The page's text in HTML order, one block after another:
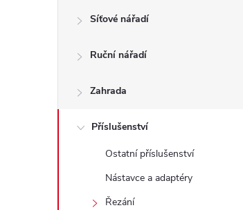
n
Síťové nářadí
Ruční nářadí
Zahrada
Příslušenství
Ostatní příslušenství
Nástavce a adaptéry
Řezání